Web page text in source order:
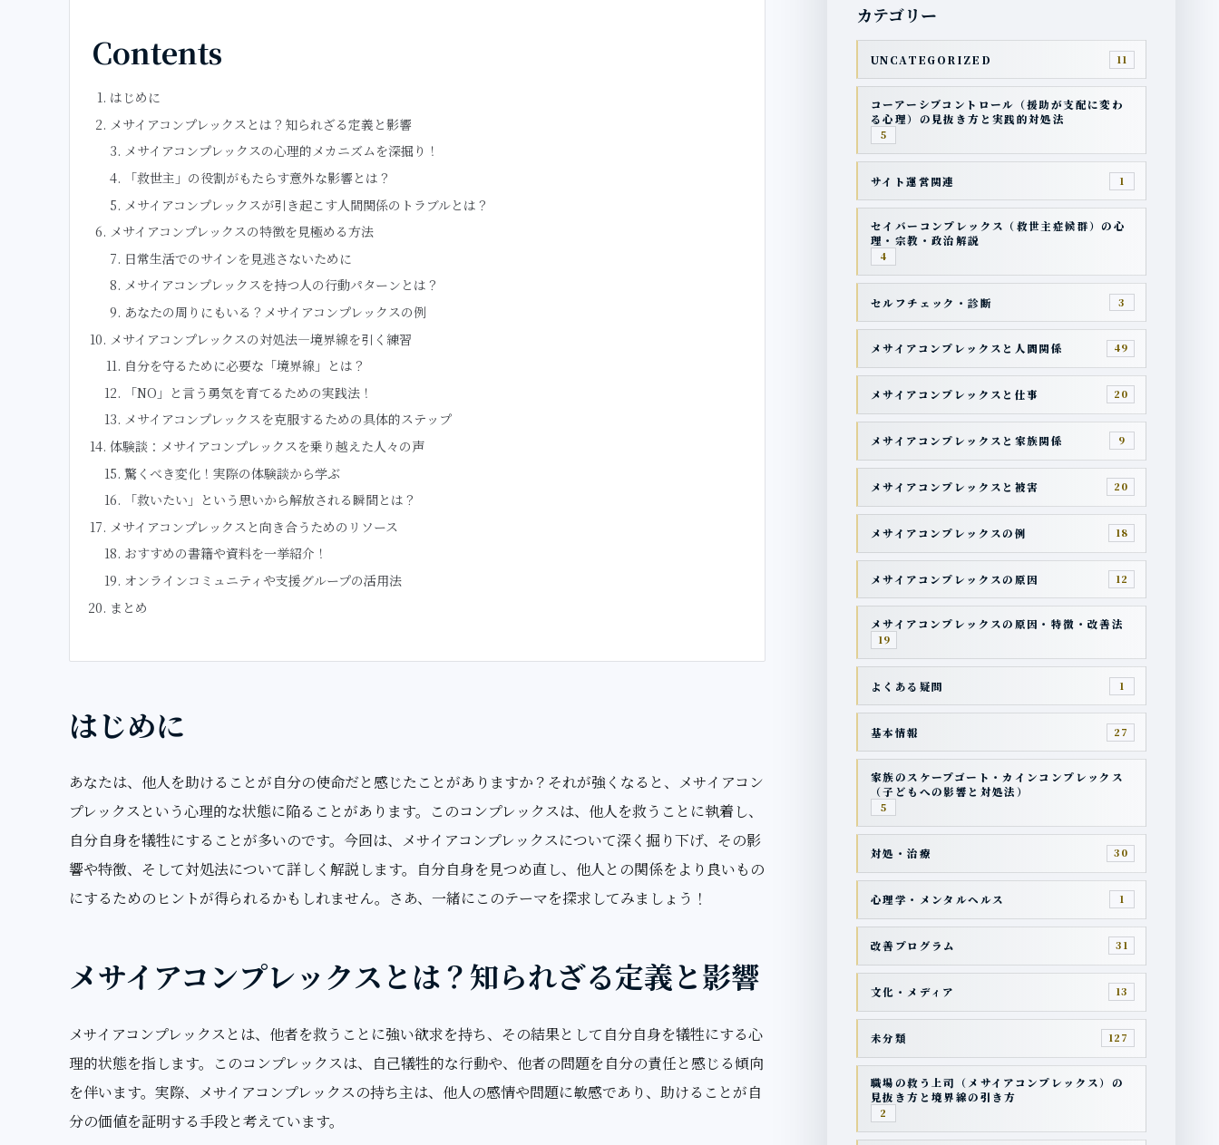
Contents
はじめに
メサイアコンプレックスとは？知られざる定義と影響
メサイアコンプレックスの心理的メカニズムを深掘り！
「救世主」の役割がもたらす意外な影響とは？
メサイアコンプレックスが引き起こす人間関係のトラブルとは？
メサイアコンプレックスの特徴を見極める方法
日常生活でのサインを見逃さないために
メサイアコンプレックスを持つ人の行動パターンとは？
あなたの周りにもいる？メサイアコンプレックスの例
メサイアコンプレックスの対処法―境界線を引く練習
自分を守るために必要な「境界線」とは？
「NO」と言う勇気を育てるための実践法！
メサイアコンプレックスを克服するための具体的ステップ
体験談：メサイアコンプレックスを乗り越えた人々の声
驚くべき変化！実際の体験談から学ぶ
「救いたい」という思いから解放される瞬間とは？
メサイアコンプレックスと向き合うためのリソース
おすすめの書籍や資料を一挙紹介！
オンラインコミュニティや支援グループの活用法
まとめ
はじめに
あなたは、他人を助けることが自分の使命だと感じたことがありますか？それが強くなると、メサイアコン
プレックスという心理的な状態に陥ることがあります。このコンプレックスは、他人を救うことに執着し、
自分自身を犠牲にすることが多いのです。今回は、メサイアコンプレックスについて深く掘り下げ、その影
響や特徴、そして対処法について詳しく解説します。自分自身を見つめ直し、他人との関係をより良いもの
にするためのヒントが得られるかもしれません。さあ、一緒にこのテーマを探求してみましょう！
メサイアコンプレックスとは？知られざる定義と影響
メサイアコンプレックスとは、他者を救うことに強い欲求を持ち、その結果として自分自身を犠牲にする心
理的状態を指します。このコンプレックスは、自己犠牲的な行動や、他者の問題を自分の責任と感じる傾向
を伴います。実際、メサイアコンプレックスの持ち主は、他人の感情や問題に敏感であり、助けることが自
分の価値を証明する手段と考えています。
カテゴリー
UNCATEGORIZED 11
コーアーシブコントロール（援助が支配に変わ
る心理）の見抜き方と実践的対処法
5
サイト運営関連 1
セイバーコンプレックス（救世主症候群）の心
理・宗教・政治解説
4
セルフチェック・診断 3
メサイアコンプレックスと人間関係 49
メサイアコンプレックスと仕事 20
メサイアコンプレックスと家族関係 9
メサイアコンプレックスと被害 20
メサイアコンプレックスの例 18
メサイアコンプレックスの原因 12
メサイアコンプレックスの原因・特徴・改善法
19
よくある疑問 1
基本情報 27
家族のスケープゴート・カインコンプレックス
（子どもへの影響と対処法）
5
対処・治療 30
心理学・メンタルヘルス 1
改善プログラム 31
文化・メディア 13
未分類 127
職場の救う上司（メサイアコンプレックス）の
見抜き方と境界線の引き方
2